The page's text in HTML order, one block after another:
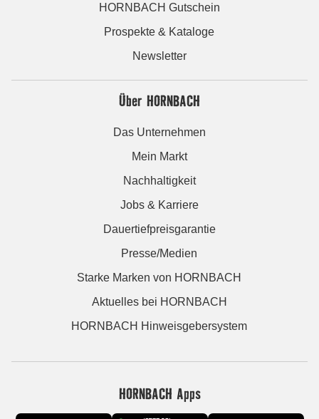
HORNBACH Gutschein
Prospekte & Kataloge
Newsletter
Über HORNBACH
Das Unternehmen
Mein Markt
Nachhaltigkeit
Jobs & Karriere
Dauertiefpreisgarantie
Presse/Medien
Starke Marken von HORNBACH
Aktuelles bei HORNBACH
HORNBACH Hinweisgebersystem
HORNBACH Apps